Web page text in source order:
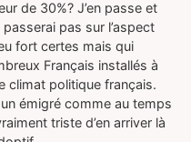
de 30%? J’en passe et
pas sur l’aspect
fort certes mais qui
Français installés à
climat politique français.
émigré comme au temps
triste d’en arriver là